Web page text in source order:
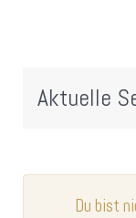
Aktuelle
Du bist